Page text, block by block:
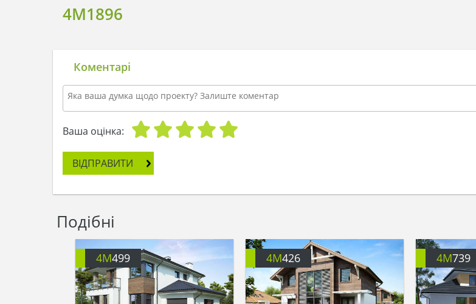
4M1896
Коментарі
Ваша оцінка:
ВІДПРАВИТИ
Подібні
4M499 4M426 4M739